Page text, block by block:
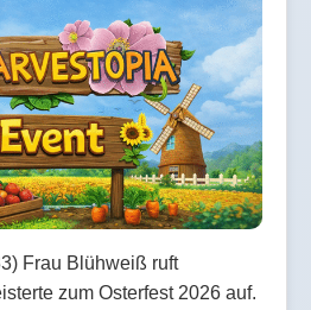
Frau Blühweiß ruft
zum Osterfest 2026 auf.